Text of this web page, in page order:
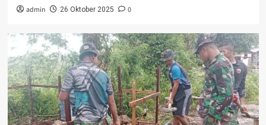
admin 26 Oktober 2025 0